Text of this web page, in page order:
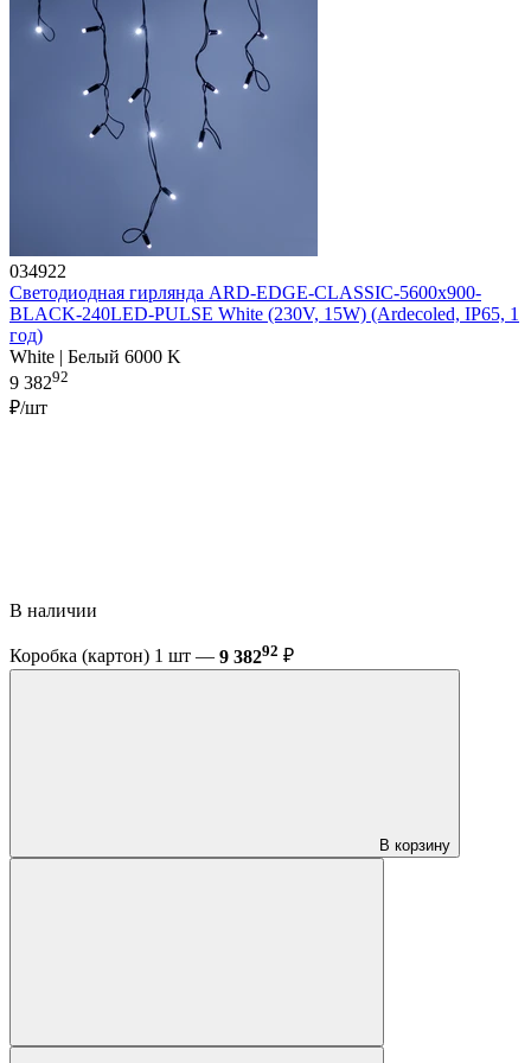
034922
Светодиодная гирлянда ARD-EDGE-CLASSIC-5600x900-
BLACK-240LED-PULSE White (230V, 15W) (Ardecoled, IP65, 1
год)
White | Белый 6000 K
9 38292
₽/шт
В наличии
Коробка (картон) 1 шт — 9 38292 ₽
В корзину